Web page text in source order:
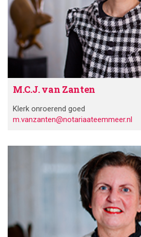
M.C.J. van Zanten
Klerk onroerend goed
m.vanzanten@notariaateemmeer.nl